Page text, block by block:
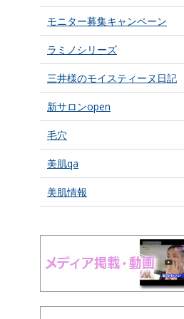
モニター募集キャンペーン
ラミノシリーズ
三井様のモイスティーヌ日記
新サロンopen
毛穴
美肌qa
美肌情報